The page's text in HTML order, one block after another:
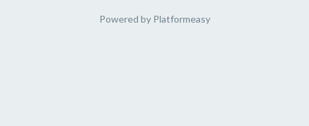
Powered by Platformeasy